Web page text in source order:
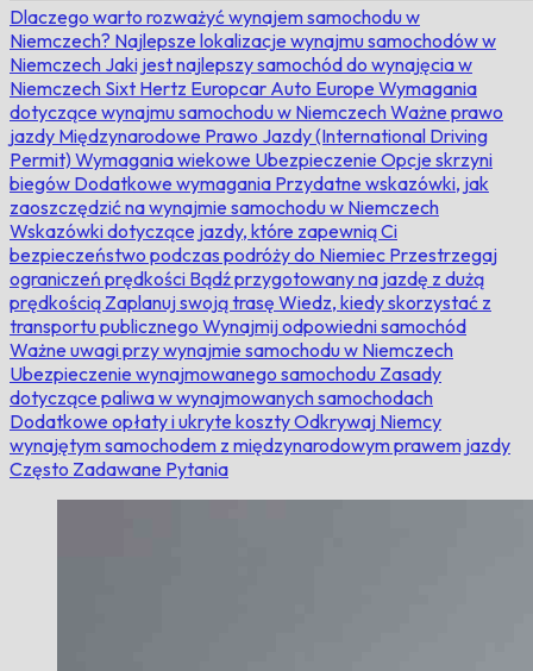
Dlaczego warto rozważyć wynajem samochodu w
Niemczech? Najlepsze lokalizacje wynajmu samochodów w
Niemczech Jaki jest najlepszy samochód do wynajęcia w
Niemczech Sixt Hertz Europcar Auto Europe Wymagania
dotyczące wynajmu samochodu w NiemczechWażne prawo
jazdy Międzynarodowe Prawo Jazdy (International Driving
Permit) Wymagania wiekowe Ubezpieczenie Opcje skrzyni
biegów Dodatkowe wymagania Przydatne wskazówki, jak
zaoszczędzić na wynajmie samochodu w Niemczech
Wskazówki dotyczące jazdy, które zapewnią Ci
bezpieczeństwo podczas podróży do Niemiec Przestrzegaj
ograniczeń prędkości Bądź przygotowany na jazdę z dużą
prędkością Zaplanuj swoją trasę Wiedz, kiedy skorzystać z
transportu publicznego Wynajmij odpowiedni samochód
Ważne uwagi przy wynajmie samochodu w Niemczech
Ubezpieczenie wynajmowanego samochodu Zasady
dotyczące paliwa w wynajmowanych samochodach
Dodatkowe opłaty i ukryte kosztyOdkrywaj Niemcy
wynajętym samochodem z międzynarodowym prawem jazdy
Często Zadawane Pytania